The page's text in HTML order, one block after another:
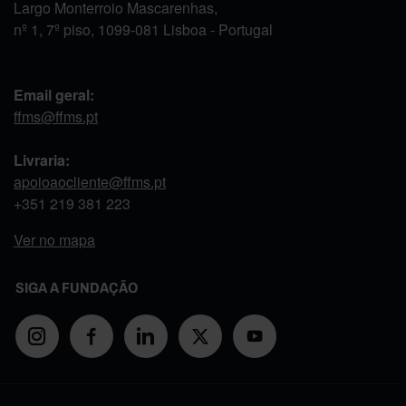
Largo Monterroio Mascarenhas,
nº 1, 7º piso, 1099-081 Lisboa - Portugal
Email geral:
ffms@ffms.pt
Livraria:
apoioaocliente@ffms.pt
+351 219 381 223
Ver no mapa
SIGA A FUNDAÇÃO